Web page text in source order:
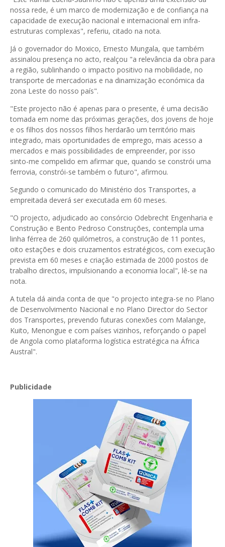
nossa rede, é um marco de modernização e de confiança na
capacidade de execução nacional e internacional em infra-
estruturas complexas", referiu, citado na nota.
Já o governador do Moxico, Ernesto Mungala, que também
assinalou presença no acto, realçou "a relevância da obra para
a região, sublinhando o impacto positivo na mobilidade, no
transporte de mercadorias e na dinamização económica da
zona Leste do nosso país".
"Este projecto não é apenas para o presente, é uma decisão
tomada em nome das próximas gerações, dos jovens de hoje
e os filhos dos nossos filhos herdarão um território mais
integrado, mais oportunidades de emprego, mais acesso a
mercados e mais possibilidades de empreender, por isso
sinto-me compelido em afirmar que, quando se constrói uma
ferrovia, constrói-se também o futuro", afirmou.
Segundo o comunicado do Ministério dos Transportes, a
empreitada deverá ser executada em 60 meses.
"O projecto, adjudicado ao consórcio Odebrecht Engenharia e
Construção e Bento Pedroso Construções, contempla uma
linha férrea de 260 quilómetros, a construção de 11 pontes,
oito estações e dois cruzamentos estratégicos, com execução
prevista em 60 meses e criação estimada de 2000 postos de
trabalho directos, impulsionando a economia local", lê-se na
nota.
A tutela dá ainda conta de que "o projecto integra-se no Plano
de Desenvolvimento Nacional e no Plano Director do Sector
dos Transportes, prevendo futuras conexões com Malange,
Kuito, Menongue e com países vizinhos, reforçando o papel
de Angola como plataforma logística estratégica na África
Austral".
Publicidade